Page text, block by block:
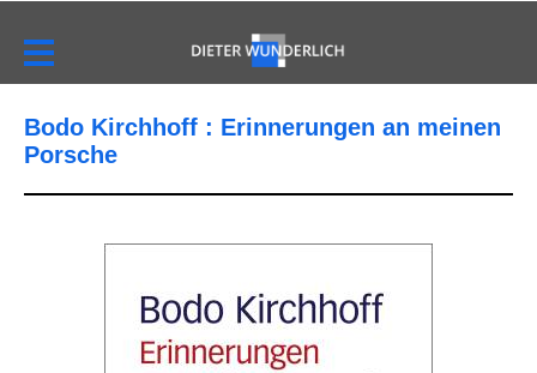
Bodo Kirchhoff : Erinnerungen an meinen
Porsche